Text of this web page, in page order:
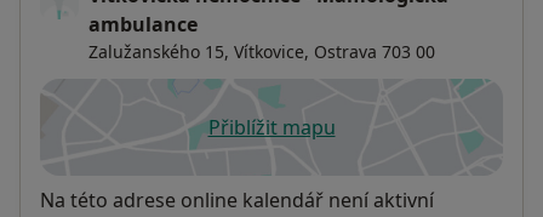
ambulance
Zalužanského 15, Vítkovice, Ostrava 703 00
Přiblížit mapuse otevře v nové záložce
Dostupnost
Na této adrese online kalendář není aktivní